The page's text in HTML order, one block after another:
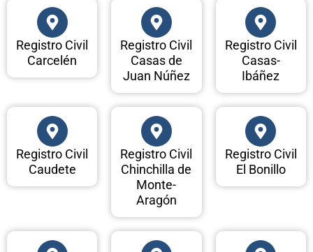
Registro Civil
Carcelén
Registro Civil
Casas de
Juan Núñez
Registro Civil
Casas-
Ibáñez
Registro Civil
Caudete
Registro Civil
Chinchilla de
Monte-
Aragón
Registro Civil
El Bonillo